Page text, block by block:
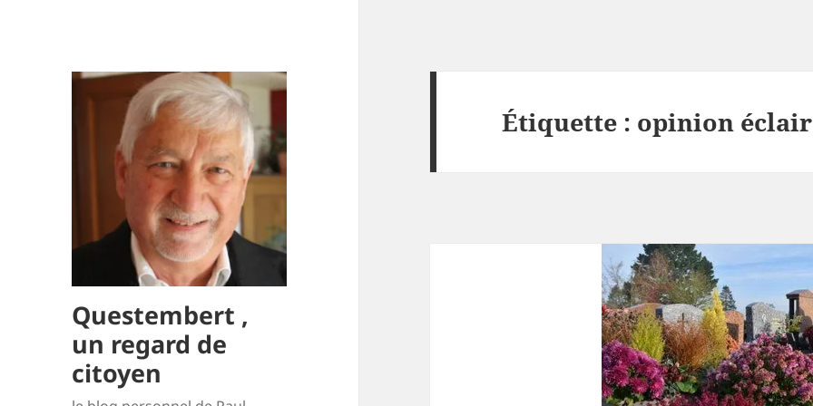
Questembert ,
un regard de
citoyen
Étiquette : opinion